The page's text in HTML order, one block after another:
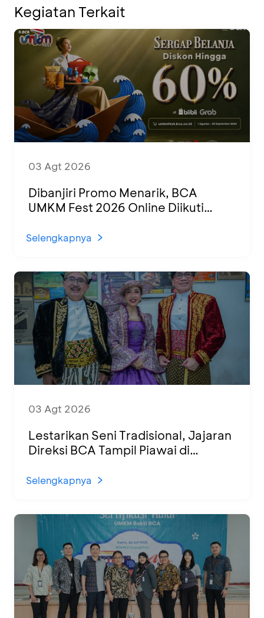
Kegiatan Terkait
03 Agt 2026
Dibanjiri Promo Menarik, BCA
UMKM Fest 2026 Online Diikuti
Selengkapnya
03 Agt 2026
Lestarikan Seni Tradisional, Jajaran
Direksi BCA Tampil Piawai di
Selengkapnya